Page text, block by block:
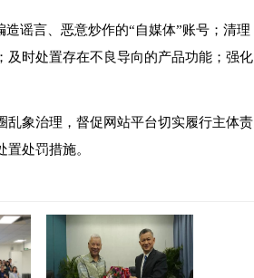
谣言、恶意炒作的“自媒体”账号；清理
及时处置存在不良导向的产品功能；强化
象治理，督促网站平台切实履行主体责
处罚措施。